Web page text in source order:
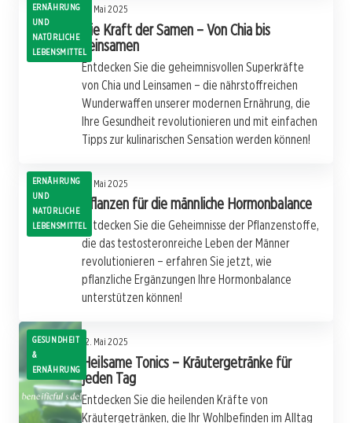
ERNÄHRUNG
UND
NATÜRLICHE
LEBENSMITTEL
13. Mai 2025
Die Kraft der Samen – Von Chia bis
Leinsamen
Entdecken Sie die geheimnisvollen Superkräfte
von Chia und Leinsamen – die nährstoffreichen
Wunderwaffen unserer modernen Ernährung, die
Ihre Gesundheit revolutionieren und mit einfachen
Tipps zur kulinarischen Sensation werden können!
ERNÄHRUNG
UND
NATÜRLICHE
LEBENSMITTEL
12. Mai 2025
Pflanzen für die männliche Hormonbalance
Entdecken Sie die Geheimnisse der Pflanzenstoffe,
die das testosteronreiche Leben der Männer
revolutionieren – erfahren Sie jetzt, wie
pflanzliche Ergänzungen Ihre Hormonbalance
unterstützen können!
GESUNDHEIT
&
ERNÄHRUNG
12. Mai 2025
Heilsame Tonics – Kräutergetränke für
jeden Tag
Entdecken Sie die heilenden Kräfte von
Kräutergetränken, die Ihr Wohlbefinden im Alltag